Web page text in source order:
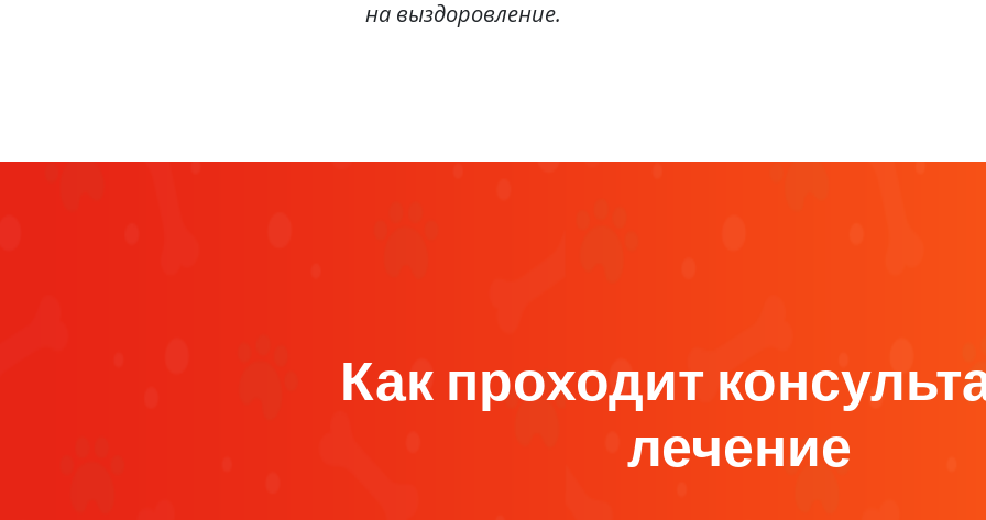
на выздоровление.
Как проходит
лечение